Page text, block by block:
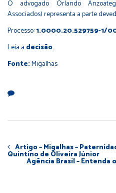
O advogado Orlando
Associados) representa a parte
Processo:1.0000.20.529759-1/
Leia a decisão.
Fonte:Migalhas
Artigo – Migalhas –
Quintino de Oliveira Júnior
Agência Brasil – Entenda